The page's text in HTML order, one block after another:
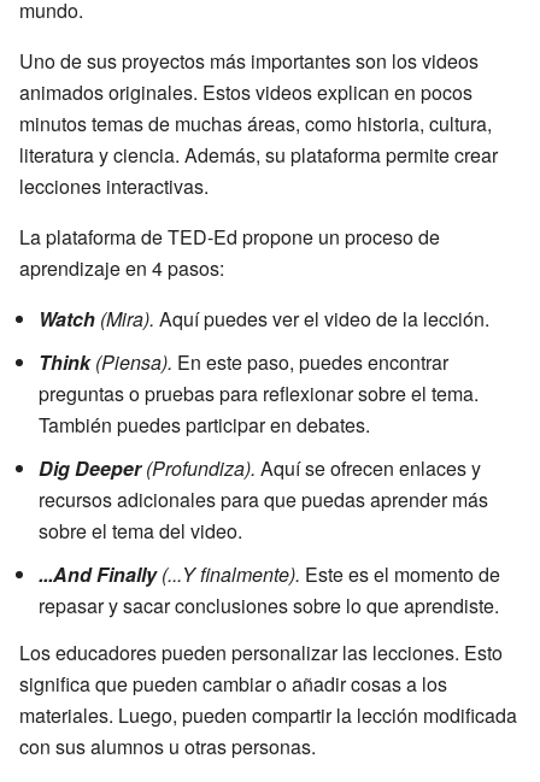
mundo.
Uno de sus proyectos más importantes son los videos
animados originales. Estos videos explican en pocos
minutos temas de muchas áreas, como historia, cultura,
literatura y ciencia. Además, su plataforma permite crear
lecciones interactivas.
La plataforma de TED-Ed propone un proceso de
aprendizaje en 4 pasos:
Watch (Mira). Aquí puedes ver el video de la lección.
Think(Piensa). En este paso, puedes encontrar
preguntas o pruebas para reflexionar sobre el tema.
También puedes participar en debates.
Dig Deeper(Profundiza). Aquí se ofrecen enlaces y
recursos adicionales para que puedas aprender más
sobre el tema del video.
...And Finally(...Y finalmente). Este es el momento de
repasar y sacar conclusiones sobre lo que aprendiste.
Los educadores pueden personalizar las lecciones. Esto
significa que pueden cambiar o añadir cosas a los
materiales. Luego, pueden compartir la lección modificada
con sus alumnos u otras personas.